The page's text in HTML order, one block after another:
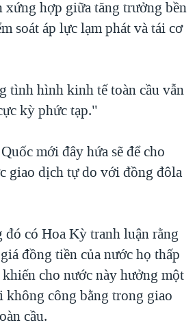
xứng hợp giữa tăng trưởng bền
soát áp lực lạm phát và tái cơ
tình hình kinh tế toàn cầu vẫn
kỳ phức tạp."
mới đây hứa sẽ để cho
giao dịch tự do với đồng đôla
có Hoa Kỳ tranh luận rằng
đồng tiền của nước họ thấp
cho nước này hưởng một
không công bằng trong giao
cầu.